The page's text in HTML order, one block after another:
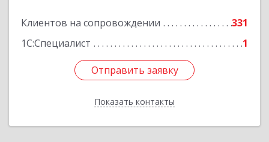
Клиентов на сопровождении
331
1С:Специалист
1
Отправить заявку
Показать контакты
Отправить заявку
Назад